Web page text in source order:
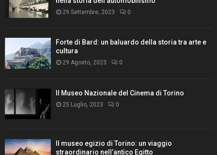
29 Settembre, 2023 0
Forte di Bard: un baluardo della storia tra arte e
cultura
29 Agosto, 2023 0
Il Museo Nazionale del Cinema di Torino
25 Luglio, 2023 0
Il museo egizio di Torino: un viaggio
straordinario nell’antico Egitto